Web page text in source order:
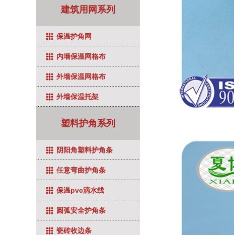
建筑用网系列
保温护角网
内墙保温网格布
外墙保温网格布
外墙保温托架
塑料护角系列
阴阳角塑料护角条
任意弯曲护角条
保温pvc滴水线
圆弧安全护角条
瓷砖收边条